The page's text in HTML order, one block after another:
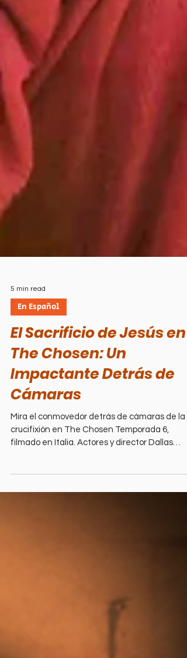
5 min read
En Español
El Sacrificio de Jesús en
The Chosen: Un
Impactante Detrás de
Cámaras
crucifixión en The Chosen Temporada 6,